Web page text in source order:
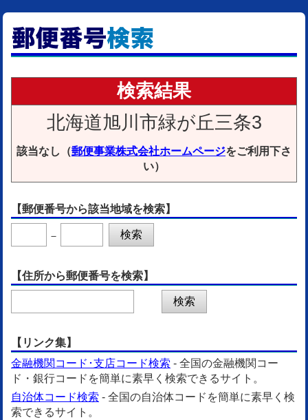
検索結果
北海道旭川市緑が丘三条3
該当なし（郵便事業株式会社ホームページをご利用下さ
い）
【郵便番号から該当地域を検索】
－
【住所から郵便番号を検索】
【リンク集】
金融機関コード･支店コード検索 - 全国の金融機関コー
ド・銀行コードを簡単に素早く検索できるサイト。
自治体コード検索 - 全国の自治体コードを簡単に素早く検
索できるサイト。